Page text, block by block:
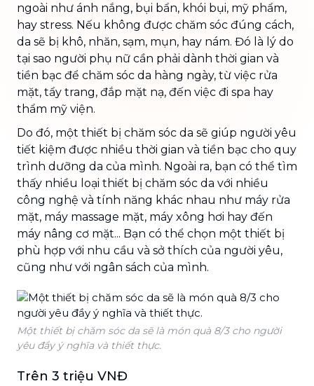
ngoài như ánh nắng, bụi bẩn, khói bụi, mỹ phẩm,
hay stress. Nếu không được chăm sóc đúng cách,
da sẽ bị khô, nhăn, sạm, mụn, hay nám. Đó là lý do
tại sao người phụ nữ cần phải dành thời gian và
tiền bạc để chăm sóc da hàng ngày, từ việc rửa
mặt, tẩy trang, đắp mặt nạ, đến việc đi spa hay
thẩm mỹ viện.
Do đó, một thiết bị chăm sóc da sẽ giúp người yêu
tiết kiệm được nhiều thời gian và tiền bạc cho quy
trình dưỡng da của mình. Ngoài ra, bạn có thể tìm
thấy nhiều loại thiết bị chăm sóc da với nhiều
công nghệ và tính năng khác nhau như máy rửa
mặt, máy massage mặt, máy xông hơi hay đến
máy nâng cơ mặt... Bạn có thể chọn một thiết bị
phù hợp với nhu cầu và sở thích của người yêu,
cũng như với ngân sách của mình.
Một thiết bị chăm sóc da sẽ là món quà 8/3 cho người
yêu đầy ý nghĩa và thiết thực.
Trên 3 triệu VNĐ